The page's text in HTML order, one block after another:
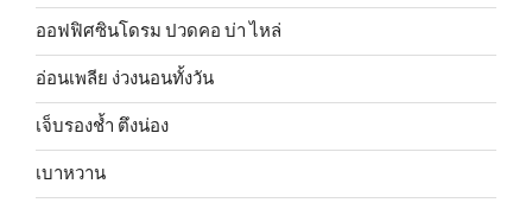
ออฟฟิศซินโดรม ปวดคอ บ่า ไหล่
อ่อนเพลีย ง่วงนอนทั้งวัน
เจ็บรองช้ำ ตึงน่อง
เบาหวาน